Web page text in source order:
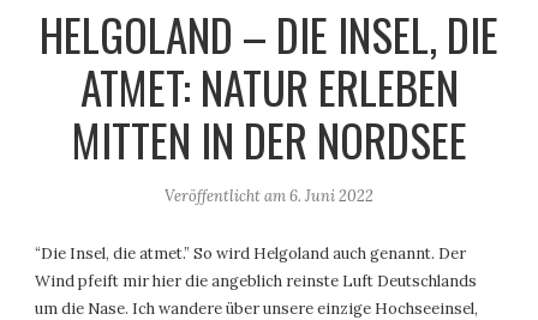
HELGOLAND – DIE INSEL, DIE
ATMET: NATUR ERLEBEN
MITTEN IN DER NORDSEE
Veröffentlicht am6. Juni 2022
“Die Insel, die atmet.” So wird Helgoland auch genannt. Der
Wind pfeift mir hier die angeblich reinste Luft Deutschlands
um die Nase. Ich wandere über unsere einzige Hochseeinsel,